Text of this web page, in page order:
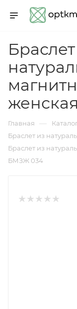
Главная —
Браслет из
Браслет из
БМЗЖ 034